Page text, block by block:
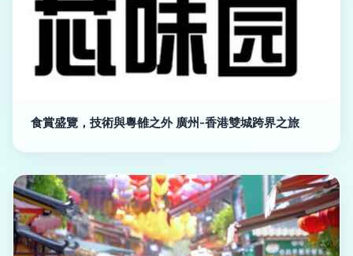
食賞盛覽，技術與粵雒之外 廣州-香港雙城跨界之旅